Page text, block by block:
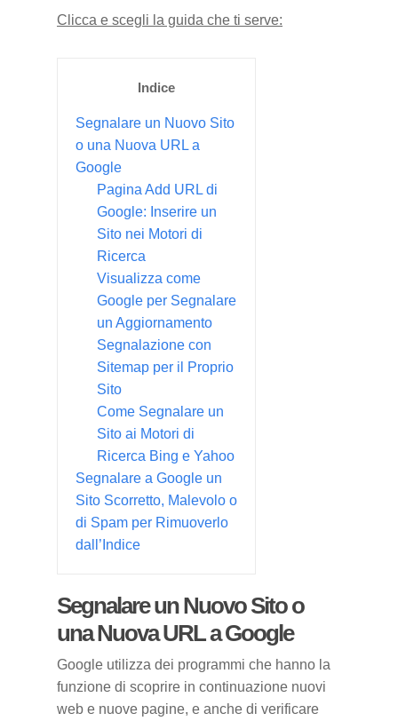
Clicca e scegli la guida che ti serve:
Indice
Segnalare un Nuovo Sito
o una Nuova URL a
Google
Pagina Add URL di
Google: Inserire un
Sito nei Motori di
Ricerca
Visualizza come
Google per Segnalare
un Aggiornamento
Segnalazione con
Sitemap per il Proprio
Sito
Come Segnalare un
Sito ai Motori di
Ricerca Bing e Yahoo
Segnalare a Google un
Sito Scorretto, Malevolo o
di Spam per Rimuoverlo
dall’Indice
Segnalare un Nuovo Sito o
una Nuova URL a Google
Google utilizza dei programmi che hanno la
funzione di scoprire in continuazione nuovi
web e nuove pagine, e anche di verificare